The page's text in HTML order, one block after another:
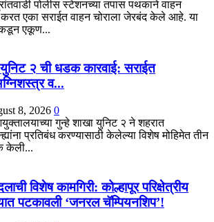
पोलीस स्टेशनच्या तपास पथकाने वाहन
करत एका सराईत वाहन चोराला जेरबंद केले आहे. या
एकूण...
२ ची धडक कारवाई: सराईत
व...
8, 2026 0
गुन्हे शाखा युनिट २ ने शहरात
प्रतिबंध करण्यासाठी केलेल्या विशेष मोहिमेत तीन
केली...
विशेष कामगिरी: कोल्हापूर परिक्षेत्रीय
पटकावली ‘जनरल चॅम्पियनशिप’!